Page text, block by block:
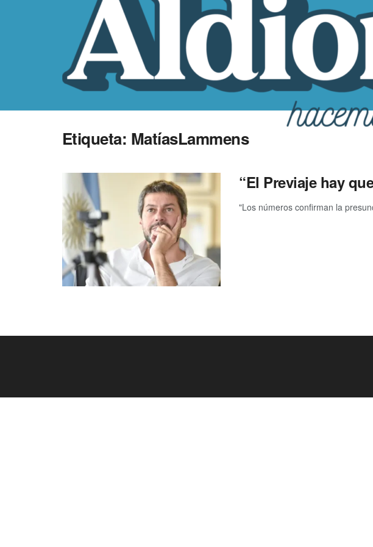
Etiqueta: MatíasLammens
“El Previaje hay
"Los números confirman la